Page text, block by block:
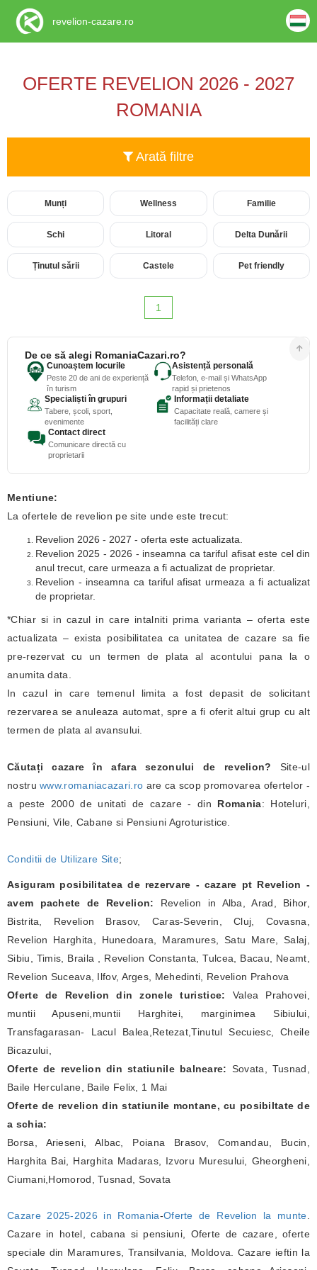
OFERTE REVELION 2026 - 2027
ROMANIA
Arată filtre
Munți Wellness Familie
Schi Litoral Delta Dunării
Ținutul sării Castele Pet friendly
1
De ce să alegi RomaniaCazari.ro?
Cunoaștem locurile
Peste 20 de ani de experiență
în turism
Asistență personală
Telefon, e-mail și WhatsApp
rapid și prietenos
Specialiști în grupuri
Tabere, școli, sport,
evenimente
Informații detaliate
Capacitate reală, camere și
facilități clare
Contact direct
Comunicare directă cu
proprietarii
Mentiune:
La ofertele de revelion pe site unde este trecut:
Revelion 2026 - 2027 - oferta este actualizata.
Revelion 2025 - 2026 - inseamna ca tariful afisat este cel din
anul trecut, care urmeaza a fi actualizat de proprietar.
Revelion - inseamna ca tariful afisat urmeaza a fi actualizat
de proprietar.
*Chiar si in cazul in care intalniti prima varianta – oferta este
actualizata – exista posibilitatea ca unitatea de cazare sa fie
pre-rezervat cu un termen de plata al acontului pana la o
anumita data.
In cazul in care temenul limita a fost depasit de solicitant
rezervarea se anuleaza automat, spre a fi oferit altui grup cu alt
termen de plata al avansului.
Căutați cazare în afara sezonului de revelion? Site-ul
nostruwww.romaniacazari.ro are ca scop promovarea ofertelor -
a peste 2000 de unitati de cazare - din Romania: Hoteluri,
Pensiuni, Vile, Cabane si Pensiuni Agroturistice.
Conditii de Utilizare Site;
Asiguram posibilitatea de rezervare - cazare pt Revelion -
avem pachete de Revelion: Revelion in Alba, Arad, Bihor,
Bistrita, Revelion Brasov, Caras-Severin, Cluj, Covasna,
Revelion Harghita, Hunedoara, Maramures, Satu Mare, Salaj,
Sibiu, Timis, Braila , Revelion Constanta, Tulcea, Bacau, Neamt,
Revelion Suceava, Ilfov, Arges, Mehedinti, Revelion Prahova
Oferte de Revelion din zonele turistice: Valea Prahovei,
muntii Apuseni,muntii Harghitei, marginimea Sibiului,
Transfagarasan- Lacul Balea,Retezat,Tinutul Secuiesc, Cheile
Bicazului,
Oferte de revelion din statiunile balneare: Sovata, Tusnad,
Baile Herculane, Baile Felix, 1 Mai
Oferte de revelion din statiunile montane, cu posibiltate de
a schia:
Borsa, Arieseni, Albac, Poiana Brasov, Comandau, Bucin,
Harghita Bai, Harghita Madaras, Izvoru Muresului, Gheorgheni,
Ciumani,Homorod, Tusnad, Sovata
Cazare 2025-2026 in Romania-Oferte de Revelion la munte
Cazare in hotel, cabana si pensiuni, Oferte de cazare, oferte
speciale din Maramures, Transilvania, Moldova. Cazare ieftin la
revelion-cazare.ro